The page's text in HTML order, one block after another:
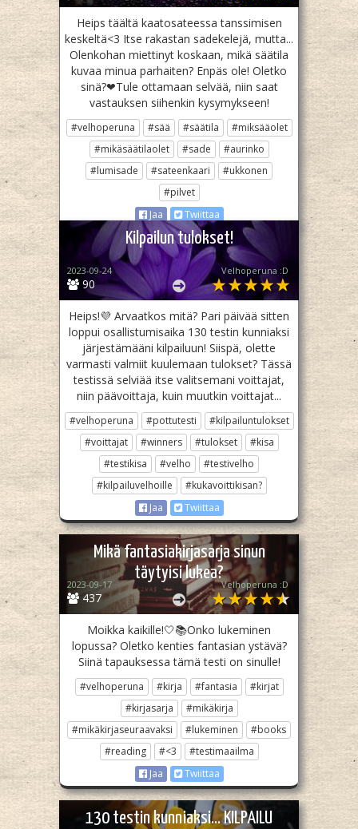
Heips täältä kaatosateessa tanssimisen
keskeltä<3 Itse rakastan sadekelejä, mutta...
Olenkohan miettinyt koskaan, mikä säätila
kuvaa minua parhaiten? Enpäs ole! Oletko
sinä?❤Tule ottamaan selvää, niin saat
vastauksen siihenkin kysymykseen!
#velhoperuna #sää #säätila
#miksääolet
#mikäsäätilaolet
#sade
#aurinko
#lumisade
#sateenkaari
#ukkonen
#pilvet
Jaa
Twiittaa
Kilpailun tulokset!
90
2023-09-24 Velhoperuna :D
Heips!💜 Arvaatkos mitä? Pari päivää sitten
loppui osallistumisaika 130 testin kunniaksi
järjestämääni kilpailuun! Siispä, olette
varmasti valmiit kuulemaan tulokset? Tässä
testissä selviää itse valitsemani voittajat,
niin päävoittaja, kuin muutkin voittajat...
#velhoperuna #pottutesti
#kilpailuntulokset
#voittajat
#winners #tulokset
#kisa
#testikisa
#velho
#testivelho
#kilpailuvelhoille
#kukavoittikisan?
Jaa
Twiittaa
Mikä fantasiakirjasarja sinun
täytyisi lukea?
437
2023-09-17 Velhoperuna :D
Moikka kaikille!🤍📚Onko lukeminen
lopussa? Oletko kenties fantasian ystävä?
Siinä tapauksessa tämä testi on sinulle!
#velhoperuna #kirja #fantasia
#kirjat
#kirjasarja
#mikäkirja
#mikäkirjaseuraavaksi
#lukeminen
#books
#reading
#<3
#testimaailma
Jaa
Twiittaa
130 testin kunniaksi... KILPAILU